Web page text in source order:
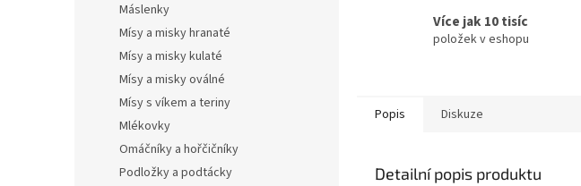
Máslenky
Mísy a misky hranaté
Mísy a misky kulaté
Mísy a misky oválné
Mísy s víkem a teriny
Mlékovky
Omáčníky a hořčičníky
Podložky a podtácky
Více jak 10 tisíc
položek v eshopu
Popis Diskuze
Detailní popis produktu